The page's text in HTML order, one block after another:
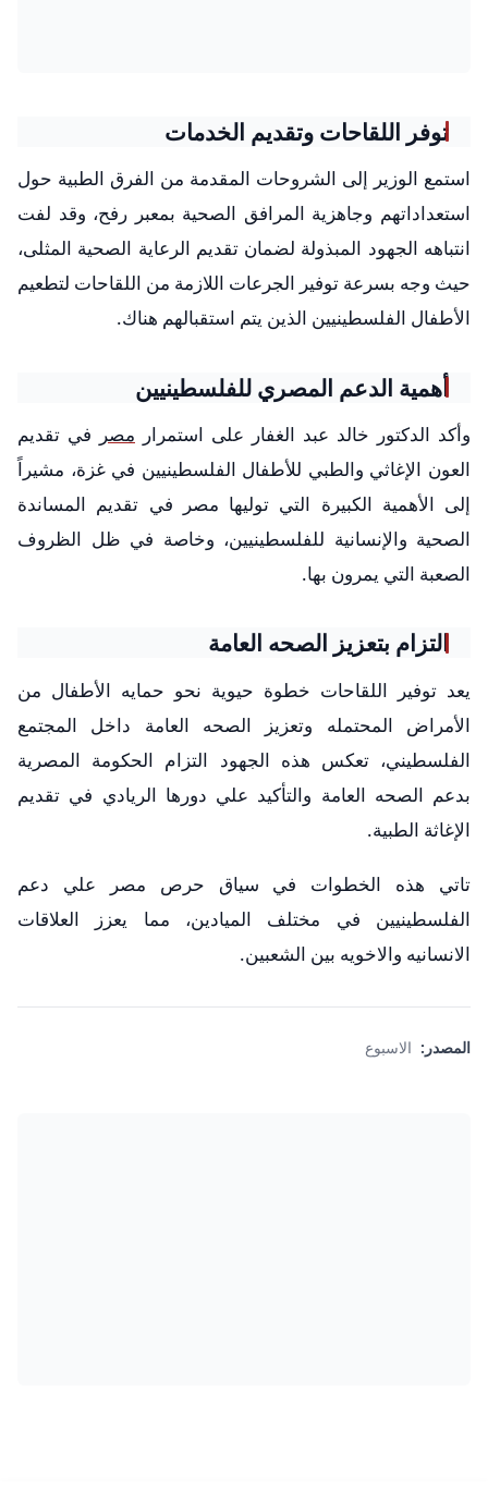
توفر اللقاحات وتقديم الخدمات
استمع الوزير إلى الشروحات المقدمة من الفرق الطبية حول
استعداداتهم وجاهزية المرافق الصحية بمعبر رفح، وقد لفت
انتباهه الجهود المبذولة لضمان تقديم الرعاية الصحية المثلى،
حيث وجه بسرعة توفير الجرعات اللازمة من اللقاحات لتطعيم
الأطفال الفلسطينيين الذين يتم استقبالهم هناك.
أهمية الدعم المصري للفلسطينيين
وأكد الدكتور خالد عبد الغفار على استمرار مصر في تقديم
العون الإغاثي والطبي للأطفال الفلسطينيين في غزة، مشيراً
إلى الأهمية الكبيرة التي توليها مصر في تقديم المساندة
الصحية والإنسانية للفلسطينيين، وخاصة في ظل الظروف
الصعبة التي يمرون بها.
التزام بتعزيز الصحه العامة
يعد توفير اللقاحات خطوة حيوية نحو حمايه الأطفال من
الأمراض المحتمله وتعزيز الصحه العامة داخل المجتمع
الفلسطيني، تعكس هذه الجهود التزام الحكومة المصرية
بدعم الصحه العامة والتأكيد علي دورها الريادي في تقديم
الإغاثة الطبية.
تاتي هذه الخطوات في سياق حرص مصر علي دعم
الفلسطينيين في مختلف الميادين، مما يعزز العلاقات
الانسانيه والاخويه بين الشعبين.
المصدر: الاسبوع